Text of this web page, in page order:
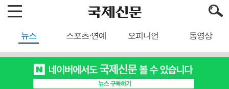
뉴스 스포츠·연예 오피니언 동영상